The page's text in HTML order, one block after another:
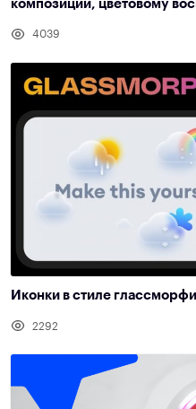
композиции, цветовому
4039
Иконки в стиле
2292